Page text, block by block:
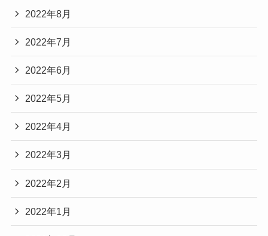
2022年8月
2022年7月
2022年6月
2022年5月
2022年4月
2022年3月
2022年2月
2022年1月